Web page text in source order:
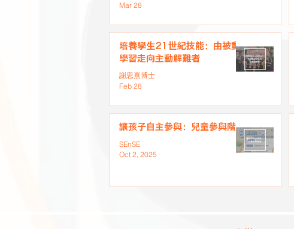
Mar 28
培養學生21世紀技能：由被動
學習走向主動解難者
謝思熹博士
Feb 28
讓孩子自主參與：兒童參與階梯
SEnSE
Oct 2, 2025